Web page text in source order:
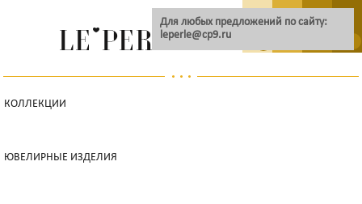
КОЛЛЕКЦИИ
ЮВЕЛИРНЫЕ ИЗДЕЛИЯ
Для любых предложений по сайту:
leperle@cp9.ru